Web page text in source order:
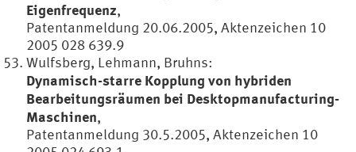
Eigenfrequenz,
Patentanmeldung 20.06.2005, Aktenzeichen 10
2005 028 639.9
Wulfsberg, Lehmann, Bruhns:
Dynamisch-starre Kopplung von hybriden
Bearbeitungsräumen bei Desktopmanufacturing-
Maschinen,
Patentanmeldung 30.5.2005, Aktenzeichen 10